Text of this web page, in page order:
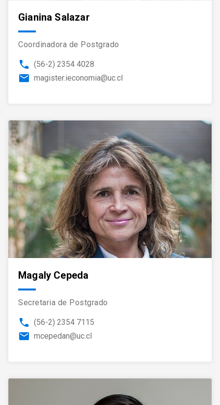
Gianina Salazar
Coordinadora de Postgrado
phone (56-2) 2354 4028
email magister.ieconomia@uc.cl
Magaly Cepeda
Secretaria de Postgrado
phone (56-2) 2354 7115
email mcepedan@uc.cl